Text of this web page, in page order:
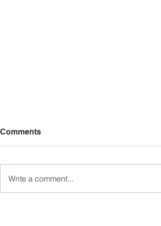
Comments
Write a comment...